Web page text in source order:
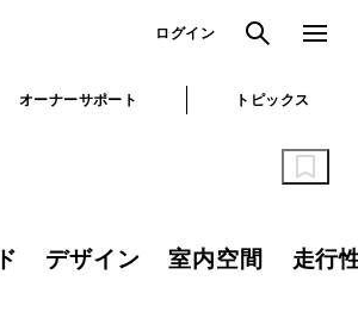
ログイン 検索 メニュ
オーナーサポート トピックス
デザイン 室内空間 走行